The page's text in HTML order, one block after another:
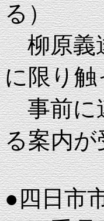
る）
柳原義
に限り触
事前に
る案内が
●四日市